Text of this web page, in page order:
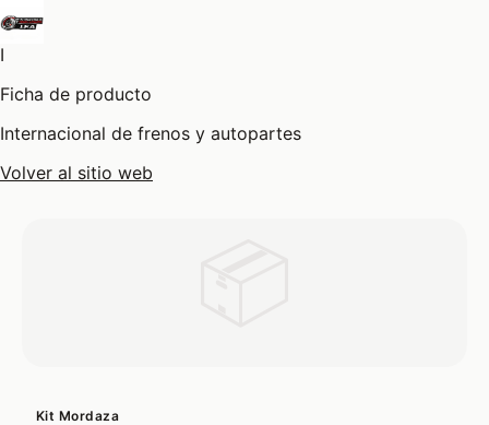
I
Ficha de producto
Internacional de frenos y autopartes
Volver al sitio web
Kit Mordaza